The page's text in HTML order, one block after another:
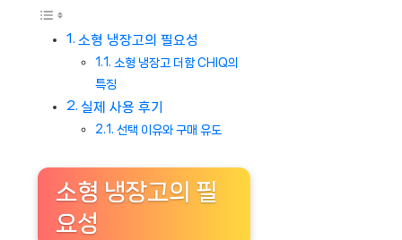
소형 냉장고의 필요성
소형 냉장고 더함 CHIQ의
특징
실제 사용 후기
선택 이유와 구매 유도
소형 냉장고의 필
요성